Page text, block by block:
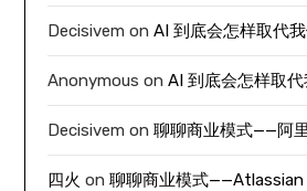
Decisivem onAI 到底会怎样取代
Anonymous onAI 到底会怎样取
Decisivem on聊聊商业模式——阿
四火 on聊聊商业模式——Atlassian